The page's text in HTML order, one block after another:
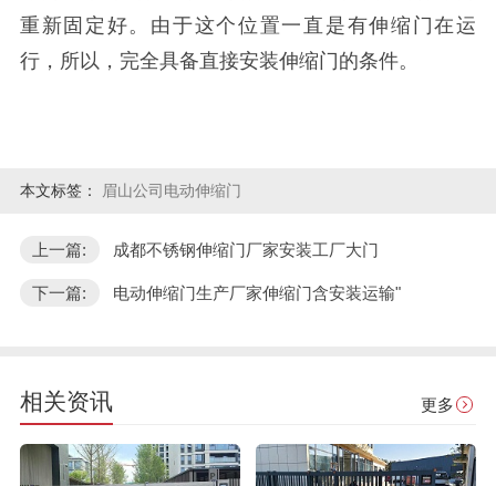
重新固定好。由于这个位置一直是有伸缩门在运
行，所以，完全具备直接安装伸缩门的条件。
本文标签： 眉山公司电动伸缩门
上一篇: 成都不锈钢伸缩门厂家安装工厂大门
下一篇: 电动伸缩门生产厂家伸缩门含安装运输"
相关资讯 更多